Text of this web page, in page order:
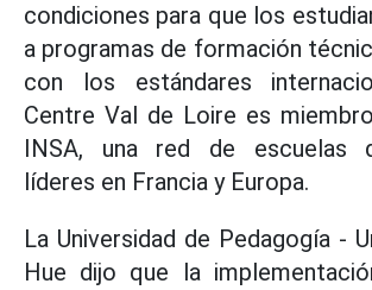
condiciones para que los
a programas de formación
con los estándares
Centre Val de Loire es
INSA, una red de escuelas
líderes en Francia y Europa.
La Universidad de Pedagogía -
Hue dijo que la